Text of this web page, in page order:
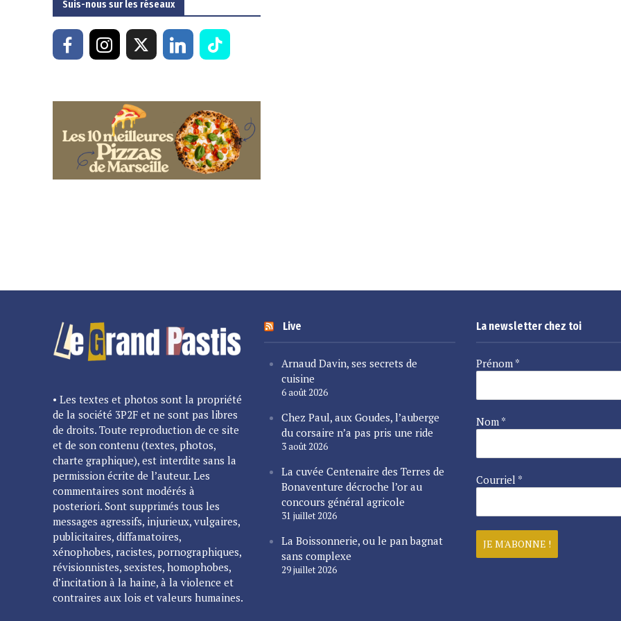
Suis-nous sur les réseaux
• Les textes et photos sont la propriété
de la société 3P2F et ne sont pas libres
de droits. Toute reproduction de ce site
et de son contenu (textes, photos,
charte graphique), est interdite sans la
permission écrite de l’auteur. Les
commentaires sont modérés à
posteriori. Sont supprimés tous les
messages agressifs, injurieux, vulgaires,
publicitaires, diffamatoires,
xénophobes, racistes, pornographiques,
révisionnistes, sexistes, homophobes,
d’incitation à la haine, à la violence et
contraires aux lois et valeurs humaines.
Live
Arnaud Davin, ses secrets de
cuisine
6 août 2026
Chez Paul, aux Goudes, l’auberge
du corsaire n’a pas pris une ride
3 août 2026
La cuvée Centenaire des Terres de
Bonaventure décroche l’or au
concours général agricole
31 juillet 2026
La Boissonnerie, ou le pan bagnat
sans complexe
29 juillet 2026
La newsletter chez toi
Prénom *
Nom *
Courriel *